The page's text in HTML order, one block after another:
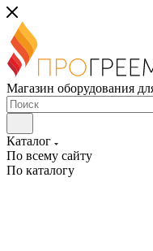
Магазин оборудования
Каталог
По всему сайту
По каталогу